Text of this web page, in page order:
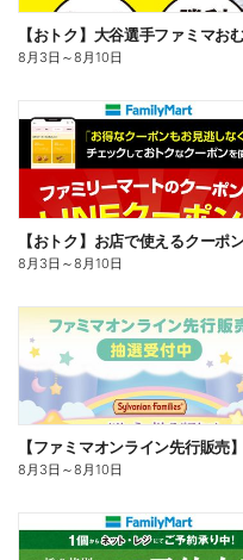
8月3日 ～8月10日
8月3日 ～8月10日
8月3日 ～8月10日